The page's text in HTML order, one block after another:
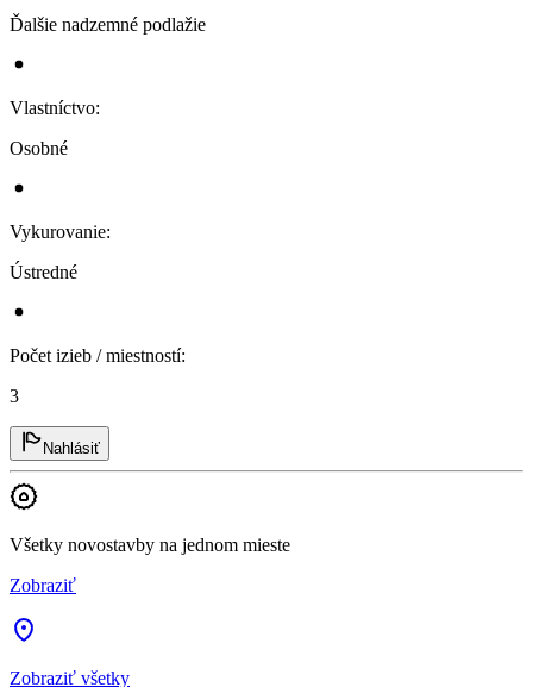
Ďalšie nadzemné podlažie
Vlastníctvo:
Osobné
Vykurovanie:
Ústredné
Počet izieb / miestností:
3
Nahlásiť
Všetky novostavby na jednom mieste
Zobraziť
Zobraziť všetky